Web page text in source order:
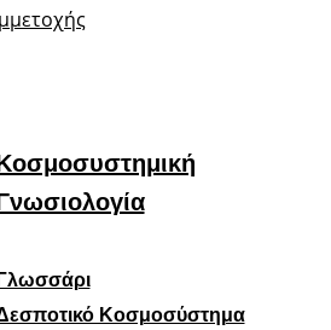
Κοσμοσύστημα